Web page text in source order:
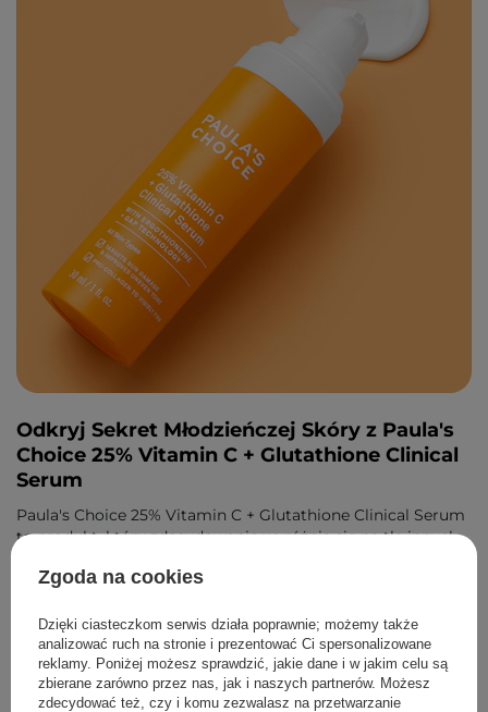
Odkryj Sekret Młodzieńczej Skóry z Paula's
Choice 25% Vitamin C + Glutathione Clinical
Serum
Paula's Choice 25% Vitamin C + Glutathione Clinical Serum
to produkt, który zdecydowanie wyróżnia się na tle innych
Czytaj dalej!
PRZECZYTAJ WIĘCEJ
Zgoda na cookies
Dzięki ciasteczkom serwis działa poprawnie; możemy także
analizować ruch na stronie i prezentować Ci spersonalizowane
reklamy. Poniżej możesz sprawdzić, jakie dane i w jakim celu są
zbierane zarówno przez nas, jak i naszych partnerów. Możesz
zdecydować też, czy i komu zezwalasz na przetwarzanie